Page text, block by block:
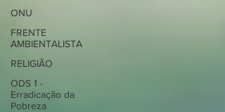
ONU
FRENTE
AMBIENTALISTA
RELIGIÃO
ODS 1 -
Erradicação da
Pobreza